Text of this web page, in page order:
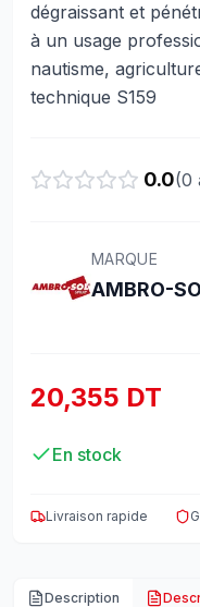
dégraissant et
à un usage
nautisme,
technique S159
0.0(0
MARQUE
AMBRO-
20,355 DT
En stock
Livraison rapide
Description